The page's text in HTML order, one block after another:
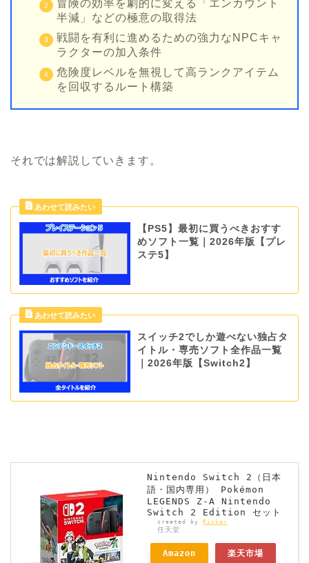
冒険の効率を劇的に変える「エンカウント
半減」などの極意の取得法
戦闘を有利に進めるための強力なNPCキャ
ラクターの加入条件
危険度レベルを無視して高ランクアイテム
を回収するルート構築
それでは解説していきます。
【PS5】最初に買うべきおすす
めソフト一覧｜2026年版【プレ
ステ5】
スイッチ2でしか遊べない独占タ
イトル・専売ソフト全作品一覧
｜2026年版【Switch2】
Nintendo Switch 2（日本
語・国内専用） Pokémon
LEGENDS Z-A Nintendo
Switch 2 Edition セット
created by Rinker
任天堂
Amazon 楽天市場